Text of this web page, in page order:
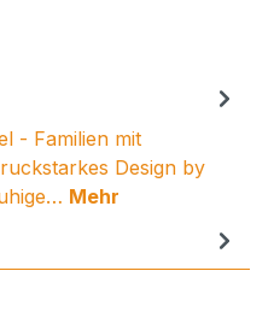
- Familien mit
Design by
Mehr